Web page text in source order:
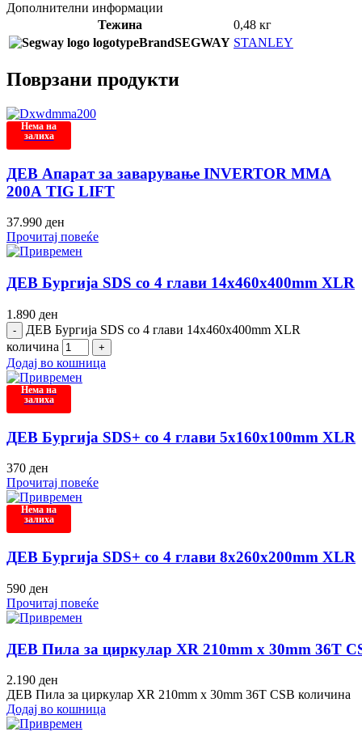
Дополнителни информации
Тежина
0,48 кг
BrandSEGWAY STANLEY
Поврзани продукти
Нема на
залиха
ДЕВ Апарат за заварување INVERTOR MMA
200А TIG LIFT
37.990 ден
Прочитај повеќе
ДЕВ Бургија SDS со 4 глави 14x460x400mm XLR
1.890 ден
ДЕВ Бургија SDS со 4 глави 14x460x400mm XLR
количина
Додај во кошница
Нема на
залиха
ДЕВ Бургија SDS+ со 4 глави 5x160x100mm XLR
370 ден
Прочитај повеќе
Нема на
залиха
ДЕВ Бургија SDS+ со 4 глави 8x260x200mm XLR
590 ден
Прочитај повеќе
ДЕВ Пила за циркулар XR 210mm x 30mm 36T
2.190 ден
ДЕВ Пила за циркулар XR 210mm x 30mm 36T CSB количина
Додај во кошница